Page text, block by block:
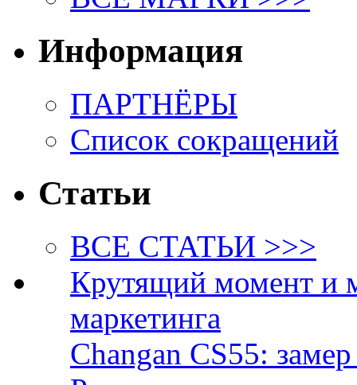
Информация
ПАРТНЁРЫ
Список сокращений
Статьи
ВСЕ СТАТЬИ >>>
Крутящий момент и
маркетинга
Changan CS55: